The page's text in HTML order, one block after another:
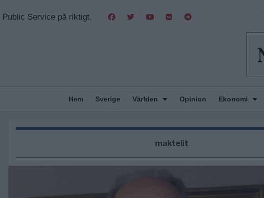
Public Service på riktigt.
Hem Sverige Världen Opinion Ekonomi
maktelit